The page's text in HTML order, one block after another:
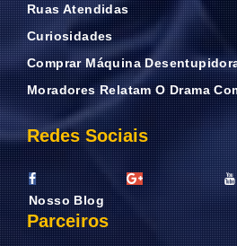
Ruas Atendidas
Curiosidades
Comprar Máquina
Moradores Relatam O Drama
Redes Sociais
Nosso Blog
Parceiros